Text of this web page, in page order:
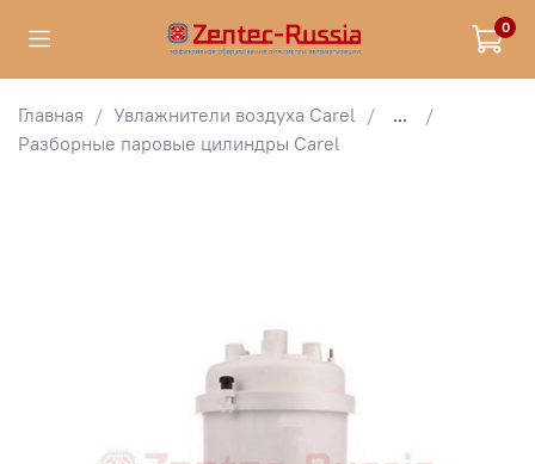
0
Главная Увлажнители воздуха Carel
...
Разборные паровые цилиндры Carel